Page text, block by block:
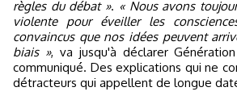
règles du débat ». « Nous avons
violente pour éveiller les
convaincus que nos idées peuvent
biais », va jusqu'à déclarer
communiqué. Des explications qui ne
détracteurs qui appellent de longue